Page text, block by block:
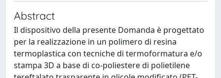
Abstract
Il dispositivo della presente Domanda è progettato
per la realizzazione in un polimero di resina
termoplastica con tecniche di termoformatura e/o
stampa 3D a base di co-poliestere di polietilene